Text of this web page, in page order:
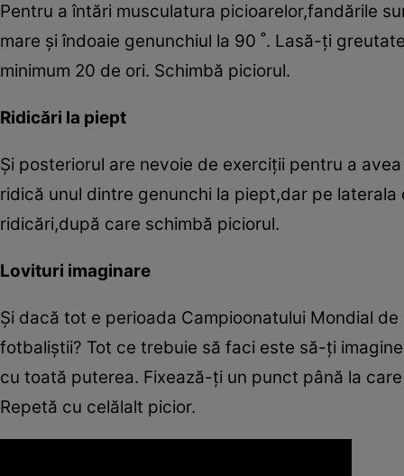
Pentru a întări musculatura picioarelor,fandările
mare şi îndoaie genunchiul la 90 ˚. Lasă-ţi
minimum 20 de ori. Schimbă piciorul.
Ridicări la piept
Şi posteriorul are nevoie de exerciţii pentru a
ridică unul dintre genunchi la piept,dar pe
ridicări,după care schimbă piciorul.
Lovituri imaginare
Şi dacă tot e perioada Campioonatului Mondial
fotbaliştii? Tot ce trebuie să faci este să-ţi
cu toată puterea. Fixează-ţi un punct până la
Repetă cu celălalt picior.